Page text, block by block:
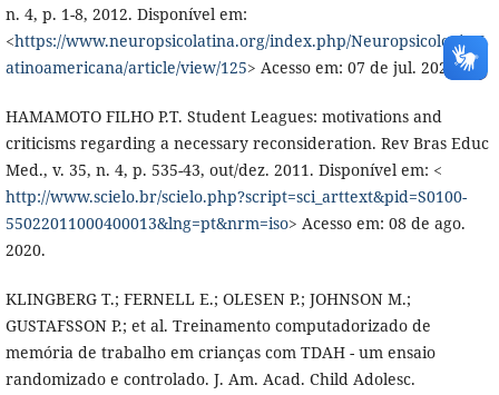
n. 4, p. 1-8, 2012. Disponível em:
<https://www.neuropsicolatina.org/index.php/Neuropsicologia_L
atinoamericana/article/view/125> Acesso em: 07 de jul. 2020.
HAMAMOTO FILHO P.T. Student Leagues: motivations and
criticisms regarding a necessary reconsideration. Rev Bras Educ
Med., v. 35, n. 4, p. 535-43, out/dez. 2011. Disponível em: <
http://www.scielo.br/scielo.php?script=sci_arttext&pid=S0100-
55022011000400013&lng=pt&nrm=iso> Acesso em: 08 de ago.
2020.
KLINGBERG T.; FERNELL E.; OLESEN P.; JOHNSON M.;
GUSTAFSSON P.; et al. Treinamento computadorizado de
memória de trabalho em crianças com TDAH - um ensaio
randomizado e controlado. J. Am. Acad. Child Adolesc.